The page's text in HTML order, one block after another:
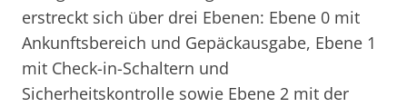
erstreckt sich über drei Ebenen: Ebene 0 mit
Ankunftsbereich und Gepäckausgabe, Ebene 1
mit Check-in-Schaltern und
Sicherheitskontrolle sowie Ebene 2 mit der